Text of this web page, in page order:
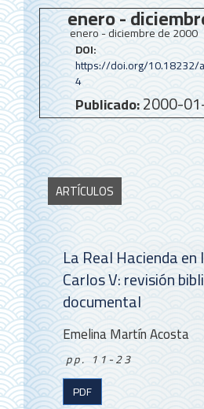
enero - diciembre de 2000
DOI:
https://doi.org/10.18232/
4
Publicado:2000-
enero -
ARTÍCULOS
La Real Hacienda en
Carlos V: revisión
documental
Emelina Martín Acosta
pp. 11-23
PDF